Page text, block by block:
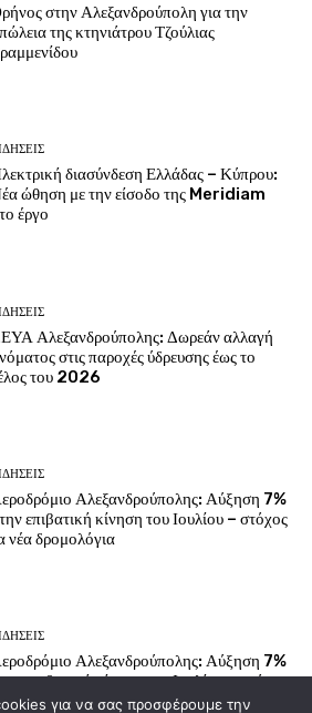
στην Αλεξανδρούπολη για την
της κτηνιάτρου Τζούλιας
διασύνδεση Ελλάδας – Κύπρου:
ώθηση με την είσοδο της Meridiam
έργο
Αλεξανδρούπολης: Δωρεάν αλλαγή
στις παροχές ύδρευσης έως το
του 2026
Αλεξανδρούπολης: Αύξηση 7%
επιβατική κίνηση του Ιουλίου – στόχος
νέα δρομολόγια
Αλεξανδρούπολης: Αύξηση 7%
επιβατική κίνηση του Ιουλίου – στόχος
νέα δρομολόγια
για να σας προσφέρουμε την